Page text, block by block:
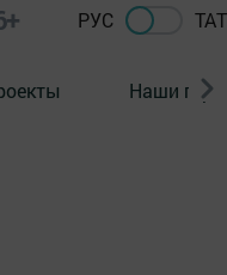
РУС ТАТ
Наши герои